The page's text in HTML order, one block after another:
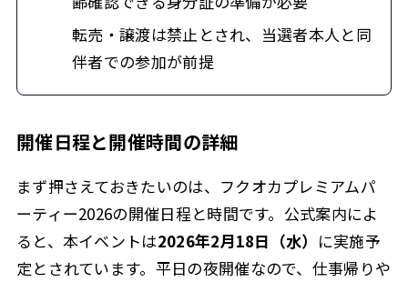
転売・譲渡は禁止とされ、当選者本人と同
伴者での参加が前提
開催日程と開催時間の詳細
まず押さえておきたいのは、フクオカプレミアムパ
ーティー2026の開催日程と時間です。公式案内によ
ると、本イベントは2026年2月18日（水） に実施予
定とされています。平日の夜開催なので、仕事帰りや